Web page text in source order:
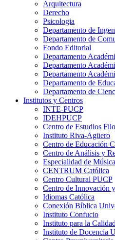
Arquitectura
Derecho
Psicologia
Departamento de
Departamento de
Fondo Editorial
Departamento
Departamento
Departamento
Departamento de
Departamento de
Institutos y Centros
INTE-PUCP
IDEHPUCP
Centro de Estudios
Instituto Riva-Agüero
Centro de Educación
Centro de Análisis y
Especialidad de Música
CENTRUM Católica
Centro Cultural PUCP
Centro de Innovación
Idiomas Católica
Conexión Bíblica
Instituto Confucio
Instituto para la Calidad
Instituto de Docencia